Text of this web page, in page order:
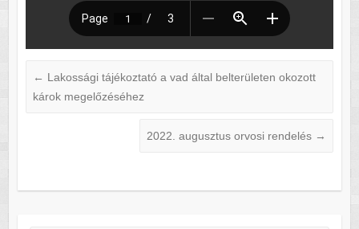
← Lakossági tájékoztató a vad által belterületen okozott
károk megelőzéséhez
2022. augusztus orvosi rendelés →